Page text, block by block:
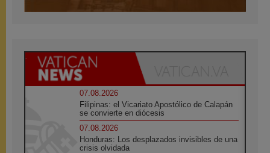
07.08.2026
Filipinas: el Vicariato Apostólico de Calapán
se convierte en diócesis
07.08.2026
Honduras: Los desplazados invisibles de una
crisis olvidada